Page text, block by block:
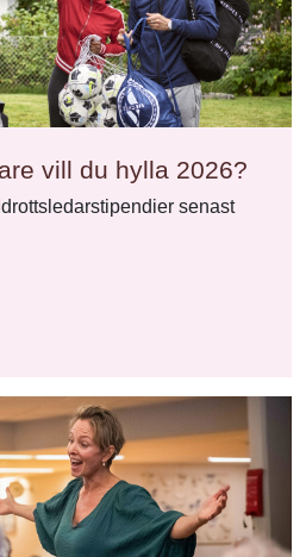
vill du hylla 2026?
senast